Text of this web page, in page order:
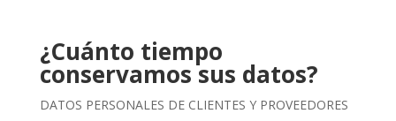
¿Cuánto tiempo
conservamos sus datos?
DATOS PERSONALES DE CLIENTES Y PROVEEDORES